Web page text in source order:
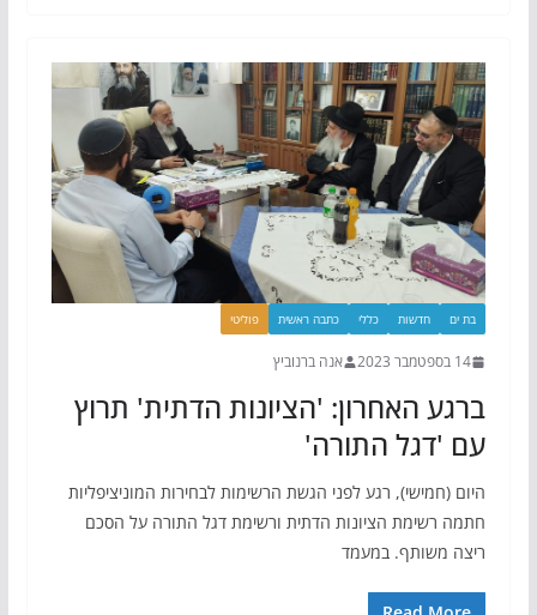
בת ים חדשות כללי כתבה ראשית פוליטי
14 בספטמבר 2023 אנה ברנוביץ
ברגע האחרון: 'הציונות הדתית' תרוץ
עם 'דגל התורה'
היום (חמישי), רגע לפני הגשת הרשימות לבחירות המוניציפליות
חתמה רשימת הציונות הדתית ורשימת דגל התורה על הסכם
ריצה משותף. במעמד